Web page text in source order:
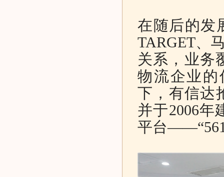
在随后的发
TARGET、
关系，业务
物流企业
下，有信达
并于2006年
平台